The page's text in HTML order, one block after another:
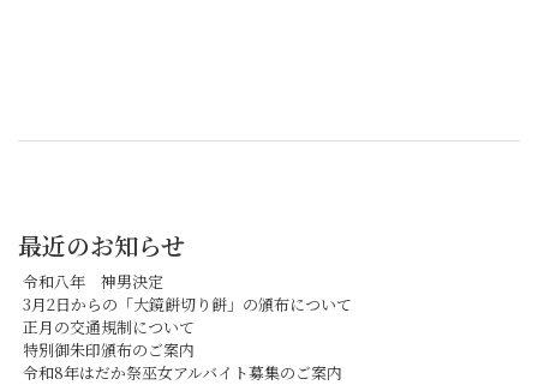
最近のお知らせ
令和八年 神男決定
3月2日からの「大鏡餅切り餅」の頒布について
正月の交通規制について
特別御朱印頒布のご案内
令和8年はだか祭巫女アルバイト募集のご案内